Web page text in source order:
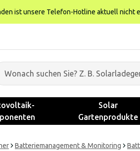
ist unsere Telefon-Hotline aktuell nicht
Solar
Gartenprodukte
Batteriemanagement & Monitoring